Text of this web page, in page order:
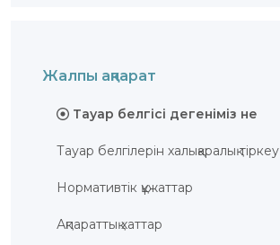
ИНТЕГРАЛДЫҚ
КОММЕРЦИЯЛАНДЫРУ
АВТОРЛЫҚ
ДИРЕКТОРДЫҢ
Жалпы ақпарат
Тауар белгісі дегеніміз не
Тауар белгілерін халықаралық тіркеу
Нормативтік құжаттар
Ақпараттық хаттар